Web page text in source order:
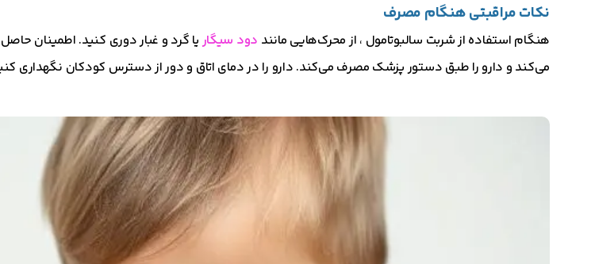
نکات مراقبتی هنگام مصرف
هنگام استفاده از شربت سالبوتامول ، از محرک‌هایی مانند دود سیگاریا گرد و غبار دوری کنید. اطمینان
می‌کند و دارو را طبق دستور پزشک مصرف می‌کند. دارو را در دمای اتاق و دور از دسترس کودکان نگهداری